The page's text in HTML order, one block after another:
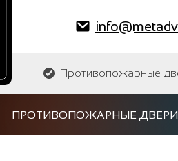
Противопожарные
ПРОТИВОПОЖАРНЫЕ ДВЕРИ